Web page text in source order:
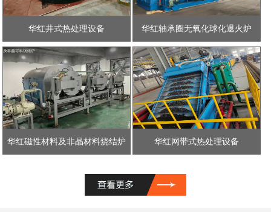
华红井式热处理设备 华红轴承圈无氧化球化退火炉
华红磁性材料及非晶材料烧结炉 华红网带式热处理设备